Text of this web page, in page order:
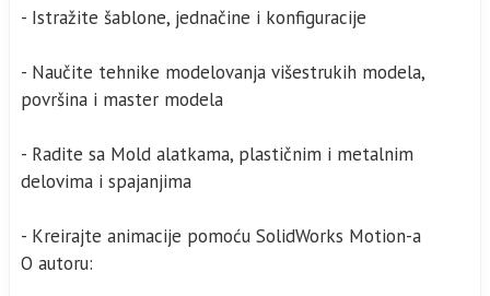
- Istražite šablone, jednačine i konfiguracije
- Naučite tehnike modelovanja višestrukih modela,
površina i master modela
- Radite sa Mold alatkama, plastičnim i metalnim
delovima i spajanjima
- Kreirajte animacije pomoću SolidWorks Motion-a
O autoru: